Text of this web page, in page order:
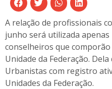
A relação de profissionais
junho será utilizada
conselheiros que comporão
Unidade da Federação.
Urbanistas com registro
Unidades da Federação.